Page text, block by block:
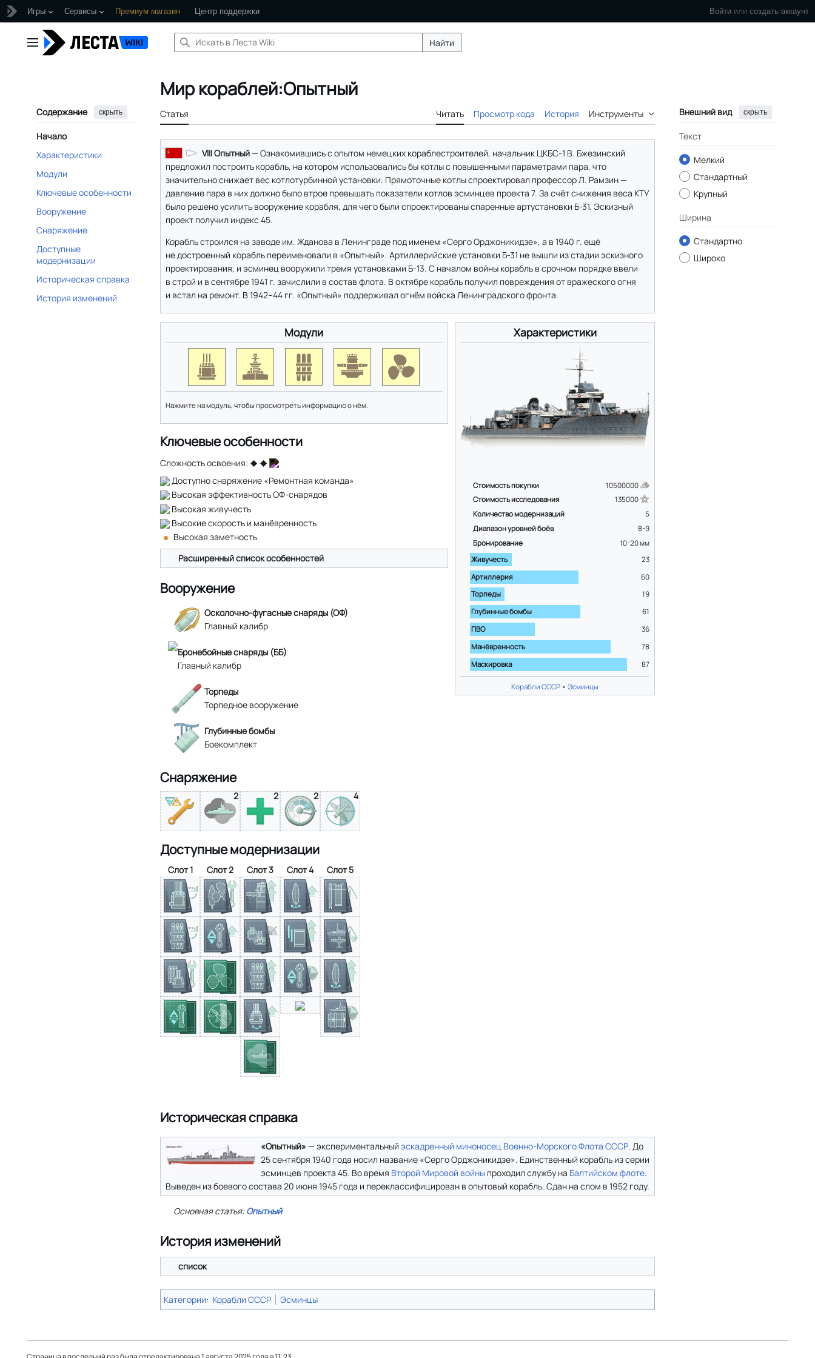
Войти или создать аккаунт
Игры Сервисы Премиум магазин Центр поддержки
содержанию
Главное меню Найти
Содержание скрыть
Начало
Характеристики
Модули
Ключевые особенности
Вооружение
Снаряжение
Доступные
модернизации
Историческая справка
История изменений
Мир кораблей:Опытный
Статья Читать Просмотр кода История Инструменты Внешний вид скрыть
Текст
Мелкий
Стандартный
Крупный
Ширина
Стандартно
Широко
VIII Опытный— Ознакомившись с опытом немецких кораблестроителей, начальник ЦКБС-1 В. Бжезинский
предложил построить корабль, на котором использовались бы котлы с повышенными параметрами пара, что
значительно снижает вес котлотурбинной установки. Прямоточные котлы спроектировал профессор Л. Рамзин —
давление пара в них должно было втрое превышать показатели котлов эсминцев проекта 7. За счёт снижения веса КТУ
было решено усилить вооружение корабля, для чего были спроектированы спаренные артустановки Б-31. Эскизный
проект получил индекс 45.
Корабль строился на заводе им. Жданова в Ленинграде под именем «Серго Орджоникидзе», а в 1940 г. ещё
не достроенный корабль переименовали в «Опытный». Артиллерийские установки Б-31 не вышли из стадии эскизного
проектирования, и эсминец вооружили тремя установками Б-13. С началом войны корабль в срочном порядке ввели
в строй и в сентябре 1941 г. зачислили в состав флота. В октябре корабль получил повреждения от вражеского огня
и встал на ремонт. В 1942–44 гг. «Опытный» поддерживал огнём войска Ленинградского фронта.
Характеристики
Стоимость покупки
10500000
Стоимость исследования
135000
Количество модернизаций
5
Диапазон уровней боёв
8-9
Бронирование
10-20мм
Живучесть
23
Артиллерия
60
Торпеды
19
Глубинные бомбы
61
ПВО
36
Манёвренность
78
Маскировка
87
Корабли СССР •Эсминцы
Модули
Нажмите на модуль, чтобы просмотреть информацию о нём.
Ключевые особенности
Сложность освоения:
Доступно снаряжение «Ремонтная команда»
Высокая эффективность ОФ-снарядов
Высокая живучесть
Высокие скорость и манёвренность
Высокая заметность
Расширенный список особенностей
Вооружение
Осколочно-фугасные снаряды (ОФ)
Главный калибр
Бронебойные снаряды (ББ)
Главный калибр
Торпеды
Торпедное вооружение
Глубинные бомбы
Боекомплект
Снаряжение
2 2 2 4
Доступные модернизации
Слот 1 Слот 2 Слот 3 Слот 4 Слот 5
Историческая справка
«Опытный» — экспериментальный эскадренный миноносец Военно-Морского Флота СССР. До
25 сентября 1940 года носил название «Серго Орджоникидзе». Единственный корабль из серии
эсминцев проекта 45. Во время Второй Мировой войны проходил службу на Балтийском флоте.
Выведен из боевого состава 20 июня 1945 года и переклассифицирован в опытовый корабль. Сдан на слом в 1952 году.
Основная статья:Опытный
История изменений
список
Категории: Корабли СССР Эсминцы